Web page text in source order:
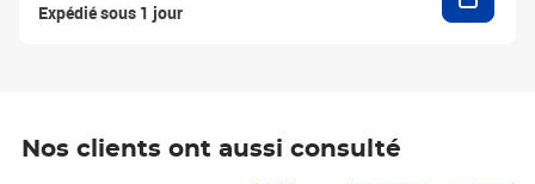
Expédié sous 1 jour
Nos clients ont aussi consulté